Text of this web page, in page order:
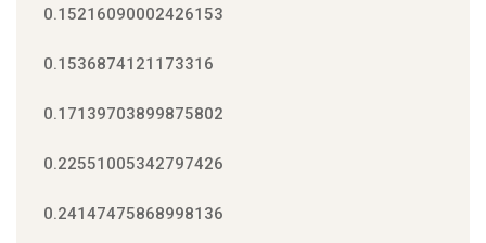
0.15216090002426153
0.1536874121173316
0.17139703899875802
0.22551005342797426
0.24147475868998136